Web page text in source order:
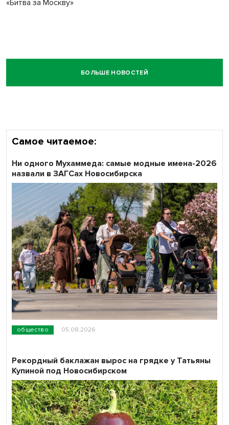
«Битва за Москву»
БОЛЬШЕ НОВОСТЕЙ
Самое читаемое:
общество 05.08.2026
Ни одного Мухаммеда: самые модные имена-2026
назвали в ЗАГСах Новосибирска
Рекордный баклажан вырос на грядке у Татьяны
Купиной под Новосибирском